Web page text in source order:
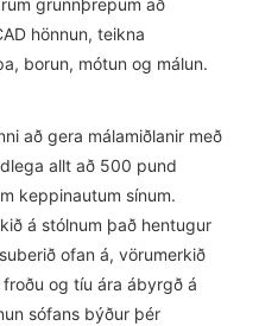
grunnþrepum að
hönnun, teikna
borun, mótun og málun.
að gera málamiðlanir með
allt að 500 pund
keppinautum sínum.
á stólnum það hentugur
ofan á, vörumerkið
og tíu ára ábyrgð á
sófans býður þér